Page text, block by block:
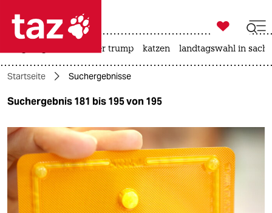
 taz zahl ich
taz zahl ich
themen
politik
öko
gesellschaft

taz zahl ich
usa unter trump katzen landtagswahl in
Startseite Suchergebnisse
Suchergebnis 181 bis 195 von 195